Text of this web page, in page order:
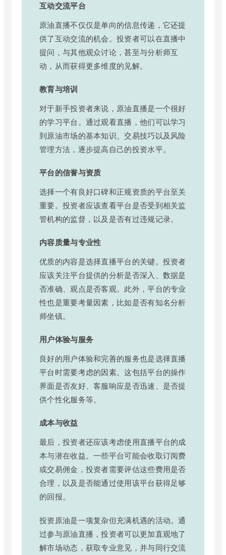
互动交流平台
原油直播不仅仅是单向的信息传递，它还提
供了互动交流的机会。投资者可以在直播中
提问，与其他观众讨论，甚至与分析师互
动，从而获得更多维度的见解。
教育与培训
对于新手投资者来说，原油直播是一个很好
的学习平台。通过观看直播，他们可以学习
到原油市场的基本知识、交易技巧以及风险
管理方法，逐步提高自己的投资水平。
平台的信誉与资质
选择一个有良好口碑和正规资质的平台至关
重要。投资者应该查看平台是否受到相关监
管机构的监督，以及是否有过违规记录。
内容质量与专业性
优质的内容是选择直播平台的关键。投资者
应该关注平台提供的分析是否深入、数据是
否准确、观点是否客观。此外，平台的专业
性也是重要考量因素，比如是否有知名分析
师坐镇。
用户体验与服务
良好的用户体验和完善的服务也是选择直播
平台时需要考虑的因素。这包括平台的操作
界面是否友好、客服响应是否迅速、是否提
供个性化服务等。
成本与收益
最后，投资者还应该考虑使用直播平台的成
本与潜在收益。一些平台可能会收取订阅费
或交易佣金，投资者需要评估这些费用是否
合理，以及是否能通过使用该平台获得足够
的回报。
投资原油是一项复杂但充满机遇的活动。通
过参与原油直播，投资者可以更加直观地了
解市场动态，获取专业意见，并与同行交流